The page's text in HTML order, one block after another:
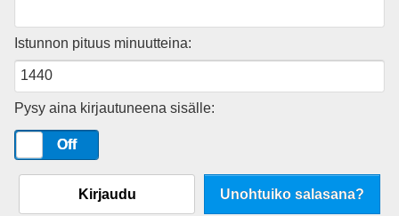
Istunnon pituus minuutteina:
Pysy aina kirjautuneena sisälle:
Off
Kirjaudu Unohtuiko salasana?